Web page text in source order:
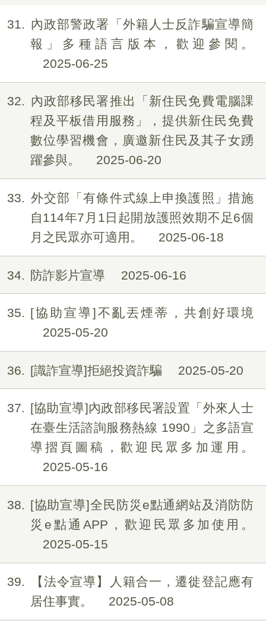
31
內政部警政署「外籍人士反詐騙宣導簡
報」多種語言版本，歡迎參閱。
2025-06-25
32
內政部移民署推出「新住民免費電腦課
程及平板借用服務」，提供新住民免費
數位學習機會，廣邀新住民及其子女踴
躍參與。
2025-06-20
33
外交部「有條件式線上申換護照」措施
自114年7月1日起開放護照效期不足6個
月之民眾亦可適用。
2025-06-18
34 防詐影片宣導 2025-06-16
35
[協助宣導]不亂丟煙蒂，共創好環境
2025-05-20
36 [識詐宣導]拒絕投資詐騙 2025-05-20
37
[協助宣導]內政部移民署設置「外來人士
在臺生活諮詢服務熱線 1990」之多語宣
導摺頁圖稿，歡迎民眾多加運用。
2025-05-16
38
[協助宣導]全民防災e點通網站及消防防
災e點通APP，歡迎民眾多加使用。
2025-05-15
39
【法令宣導】人籍合一，遷徙登記應有
居住事實。
2025-05-08